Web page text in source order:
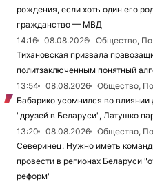
рождения, если хоть один его
гражданство — МВД
14:16
08.08.2026
Общество,
Тихановская призвала
политзаключенным понятный
13:54
08.08.2026
Общество,
Бабарико усомнился во
"друзей в Беларуси", Латушко
13:20
08.08.2026
Общество,
Северинец: Нужно иметь
провести в регионах Беларуси
реформ"